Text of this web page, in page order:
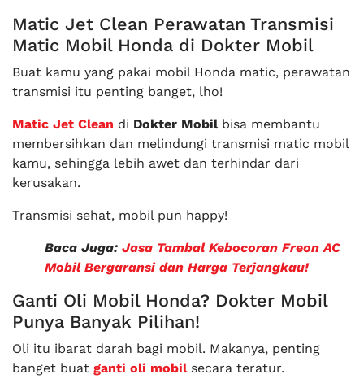
Matic Jet Clean Perawatan Transmisi
Matic Mobil Honda di Dokter Mobil
Buat kamu yang pakai mobil Honda matic, perawatan
transmisi itu penting banget, lho!
Matic Jet Clean di Dokter Mobilbisa membantu
membersihkan dan melindungi transmisi matic mobil
kamu, sehingga lebih awet dan terhindar dari
kerusakan.
Transmisi sehat, mobil pun happy!
Baca Juga: Jasa Tambal Kebocoran Freon AC
Mobil Bergaransi dan Harga Terjangkau!
Ganti Oli Mobil Honda? Dokter Mobil
Punya Banyak Pilihan!
Oli itu ibarat darah bagi mobil. Makanya, penting
banget buat ganti oli mobilsecara teratur.